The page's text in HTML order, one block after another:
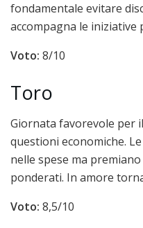
fondamentale evitare
accompagna le iniziative
Voto: 8/10
Toro
Giornata favorevole per
questioni economiche.
nelle spese ma
ponderati. In amore
Voto: 8,5/10